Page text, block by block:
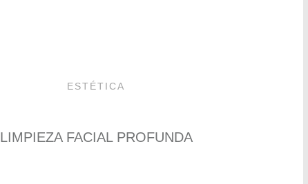
ESTÉTICA
LIMPIEZA FACIAL PROFUNDA